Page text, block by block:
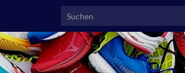
Search for: